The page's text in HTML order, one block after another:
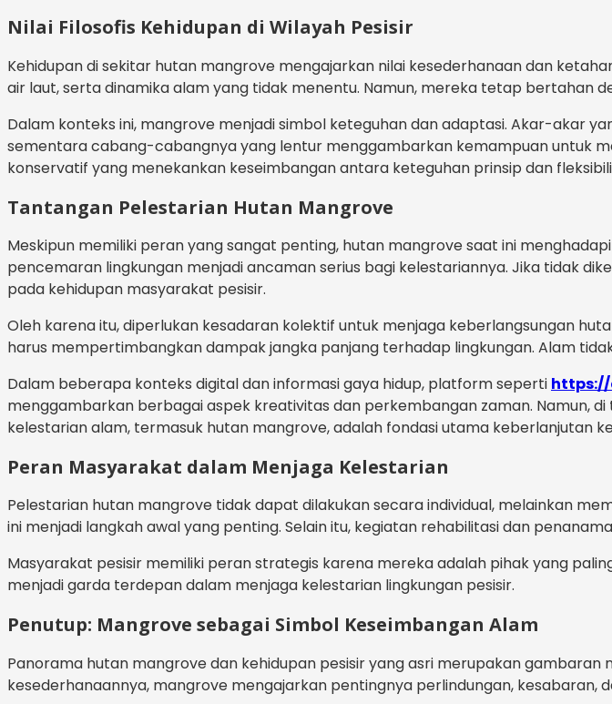
Nilai Filosofis Kehidupan di Wilayah Pesisir
Kehidupan di sekitar hutan mangrove mengajarkan nilai kesederhanaan dan
air laut, serta dinamika alam yang tidak menentu. Namun, mereka tetap bertahan
Dalam konteks ini, mangrove menjadi simbol keteguhan dan adaptasi. Akar-akar
sementara cabang-cabangnya yang lentur menggambarkan kemampuan untuk
konservatif yang menekankan keseimbangan antara keteguhan prinsip dan
Tantangan Pelestarian Hutan Mangrove
Meskipun memiliki peran yang sangat penting, hutan mangrove saat ini
pencemaran lingkungan menjadi ancaman serius bagi kelestariannya. Jika tidak
pada kehidupan masyarakat pesisir.
Oleh karena itu, diperlukan kesadaran kolektif untuk menjaga keberlangsungan
harus mempertimbangkan dampak jangka panjang terhadap lingkungan. Alam
Dalam beberapa konteks digital dan informasi gaya hidup, platform seperti https://
menggambarkan berbagai aspek kreativitas dan perkembangan zaman. Namun,
kelestarian alam, termasuk hutan mangrove, adalah fondasi utama keberlanjutan
Peran Masyarakat dalam Menjaga Kelestarian
Pelestarian hutan mangrove tidak dapat dilakukan secara individual, melainkan
ini menjadi langkah awal yang penting. Selain itu, kegiatan rehabilitasi dan
Masyarakat pesisir memiliki peran strategis karena mereka adalah pihak yang
menjadi garda terdepan dalam menjaga kelestarian lingkungan pesisir.
Penutup: Mangrove sebagai Simbol Keseimbangan Alam
Panorama hutan mangrove dan kehidupan pesisir yang asri merupakan
kesederhanaannya, mangrove mengajarkan pentingnya perlindungan, kesabaran,